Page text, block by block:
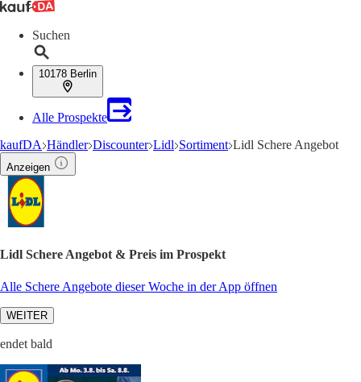
Suchen
10178 Berlin
Alle Prospekte
kaufDA Händler Discounter Lidl Sortiment Lidl Schere Angebot
Anzeigen
Lidl Schere Angebot & Preis im Prospekt
Alle Schere Angebote dieser Woche in der App öffnen
WEITER
endet bald